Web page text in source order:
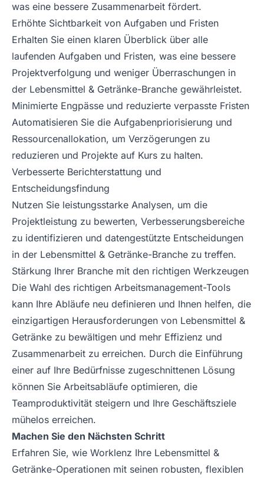
was eine bessere Zusammenarbeit fördert.
Erhöhte Sichtbarkeit von Aufgaben und Fristen
Erhalten Sie einen klaren Überblick über alle
laufenden Aufgaben und Fristen, was eine bessere
Projektverfolgung und weniger Überraschungen in
der Lebensmittel & Getränke-Branche gewährleistet.
Minimierte Engpässe und reduzierte verpasste Fristen
Automatisieren Sie die Aufgabenpriorisierung und
Ressourcenallokation, um Verzögerungen zu
reduzieren und Projekte auf Kurs zu halten.
Verbesserte Berichterstattung und
Entscheidungsfindung
Nutzen Sie leistungsstarke Analysen, um die
Projektleistung zu bewerten, Verbesserungsbereiche
zu identifizieren und datengestützte Entscheidungen
in der Lebensmittel & Getränke-Branche zu treffen.
Stärkung Ihrer Branche mit den richtigen Werkzeugen
Die Wahl des richtigen Arbeitsmanagement-Tools
kann Ihre Abläufe neu definieren und Ihnen helfen, die
einzigartigen Herausforderungen von Lebensmittel &
Getränke zu bewältigen und mehr Effizienz und
Zusammenarbeit zu erreichen. Durch die Einführung
einer auf Ihre Bedürfnisse zugeschnittenen Lösung
können Sie Arbeitsabläufe optimieren, die
Teamproduktivität steigern und Ihre Geschäftsziele
mühelos erreichen.
Machen Sie den Nächsten Schritt
Erfahren Sie, wie Worklenz Ihre Lebensmittel &
Getränke-Operationen mit seinen robusten, flexiblen